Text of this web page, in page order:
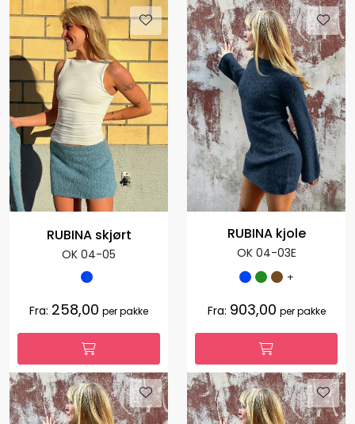
RUBINA skjørt
OK 04-05
Fra: 258,00 per pakke
RUBINA kjole
OK 04-03E
+
Fra: 903,00 per pakke